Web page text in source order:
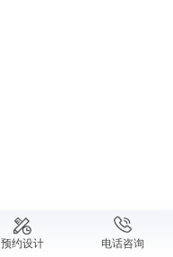
预约设计 电话咨询